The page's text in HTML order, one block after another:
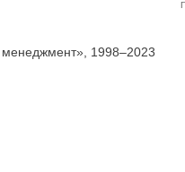
1998–2023